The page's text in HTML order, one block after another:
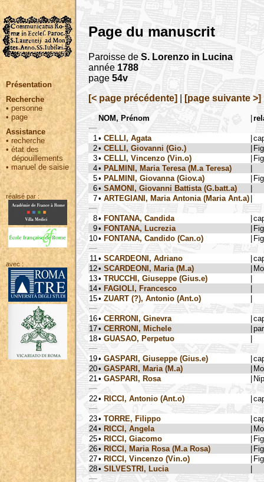
Présentation
Recherche
• personne
•page
Assistance
• recherche
•état des
dépouillements
•manuel de saisie
réalisé par :
avec :
Page du manuscrit
Paroisse de S. Lorenzo in Lucina
année 1788
page 54v
[< page précédente]
[page suivante >]
NOM, Prénom
1 • CELLI, Agata
2• CELLI, Giovanni (Gio.)
3• CELLI, Vincenzo (Vin.o)
4• PALMINI, Maria Teresa (M.a Teresa)
5• PALMINI, Giovanna (Giov.a)
6• SAMONI, Giovanni Battista (G.batt.a)
7• ARTEGIANI, Maria Antonia (Maria Ant.a)
8• FONTANA, Candida
9• FONTANA, Lucrezia
10• FONTANA, Candido (Can.o)
11 • SCARDEONI, Adriano
12• SCARDEONI, Maria (M.a)
13• TRUCCHI, Giuseppe (Gius.e)
14• FAGIOLI, Francesco
15• ZUART (?), Antonio (Ant.o)
16• CERRONI, Ginevra
17• CERRONI, Michele
18• GUASAO, Perpetuo
19• GASPARI, Giuseppe (Gius.e)
20• GASPARI, Maria (M.a)
21 • GASPARI, Rosa
22• RICCI, Antonio (Ant.o)
23• TORRE, Filippo
24• RICCI, Angela
25• RICCI, Giacomo
26• RICCI, Maria Rosa (M.a Rosa)
27• RICCI, Vincenzo (Vin.o)
28• SILVESTRI, Lucia